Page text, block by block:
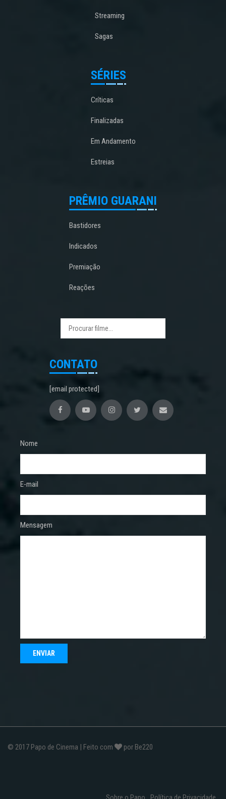
Streaming
Sagas
SÉRIES
Críticas
Finalizadas
Em Andamento
Estreias
PRÊMIO GUARANI
Bastidores
Indicados
Premiação
Reações
CONTATO
[email protected]
Nome
E-mail
Mensagem
© 2017 Papo de Cinema | Feito com por Be220